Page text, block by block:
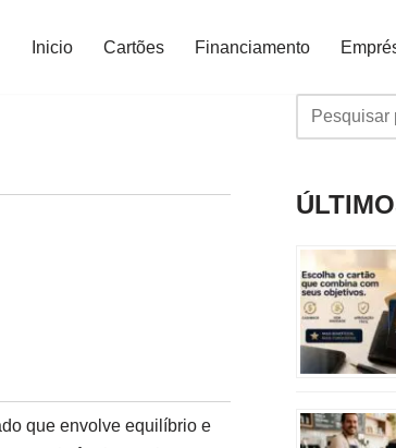
Inicio Cartões Financiamento
que envolve equilíbrio e